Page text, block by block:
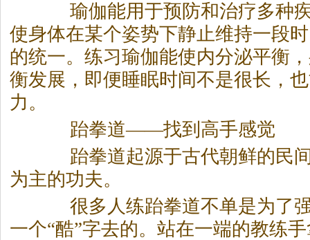
瑜伽能用于预防和治疗多种疾
使身体在某个姿势下静止维持一段
的统一。练习瑜伽能使内分泌平衡
衡发展，即便睡眠时间不是很长，
力。
跆拳道——找到高手感觉
跆拳道起源于古代朝鲜的民间
为主的功夫。
很多人练跆拳道不单是为了强
一个“酷”字去的。站在一端的教练